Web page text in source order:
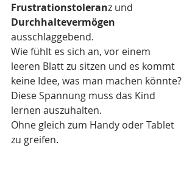
Frustrationstoleranz und
Durchhaltevermögen
ausschlaggebend.
Wie fühlt es sich an, vor einem
leeren Blatt zu sitzen und es kommt
keine Idee, was man machen könnte?
Diese Spannung muss das Kind
lernen auszuhalten.
Ohne gleich zum Handy oder Tablet
zu greifen.